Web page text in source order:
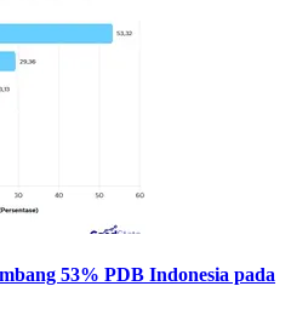
53% PDB Indonesia pada